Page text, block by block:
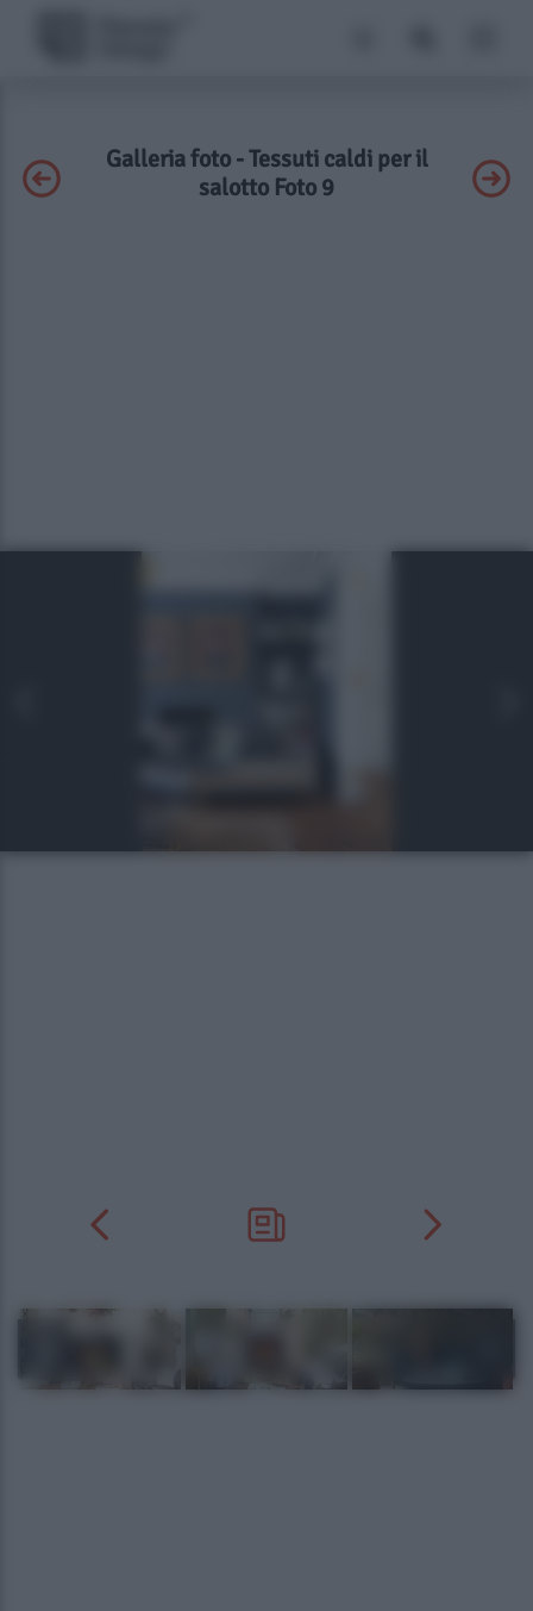
Galleria foto - Tessuti caldi per il
salotto Foto 9